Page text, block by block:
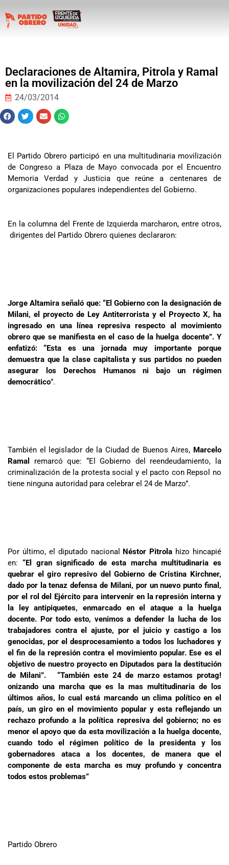
Declaraciones de Altamira, Pitrola y Ramal
en la movilización del 24 de Marzo
24/03/2014
El Partido Obrero participó en una multitudinaria movilización
de Congreso a Plaza de Mayo convocada por el Encuentro
Memoria Verdad y Justicia que reúne a centenares de
organizaciones populares independientes del Gobierno.
En la columna del Frente de Izquierda marcharon, entre otros,
dirigentes del Partido Obrero quienes declararon:
Jorge Altamira señaló que: “El Gobierno con la designación de
Milani, el proyecto de Ley Antiterrorista y el Proyecto X, ha
ingresado en una línea represiva respecto al movimiento
obrero que se manifiesta en el caso de la huelga docente”. Y
enfatizó: “Esta es una jornada muy importante porque
demuestra que la clase capitalista y sus partidos no pueden
asegurar los Derechos Humanos ni bajo un régimen
democrático”.
También el legislador de la Ciudad de Buenos Aires, Marcelo
Ramal remarcó que: “El Gobierno del reendeudamiento, la
criminalización de la protesta social y el pacto con Repsol no
tiene ninguna autoridad para celebrar el 24 de Marzo”.
Por último, el diputado nacional Néstor Pitrola hizo hincapié
en: “El gran significado de esta marcha multitudinaria es
quebrar el giro represivo del Gobierno de Cristina Kirchner,
dado por la tenaz defensa de Milani, por un nuevo punto final,
por el rol del Ejército para intervenir en la represión interna y
la ley antipiquetes, enmarcado en el ataque a la huelga
docente. Por todo esto, venimos a defender la lucha de los
trabajadores contra el ajuste, por el juicio y castigo a los
genocidas, por el desprocesamiento a todos los luchadores y
el fin de la represión contra el movimiento popular. Ese es el
objetivo de nuestro proyecto en Diputados para la destitución
de Milani”. “También este 24 de marzo estamos protag!
onizando una marcha que es la mas multitudinaria de los
últimos años, lo cual está marcando un clima político en el
país, un giro en el movimiento popular y esta reflejando un
rechazo profundo a la política represiva del gobierno; no es
menor el apoyo que da esta movilización a la huelga docente,
cuando todo el régimen político de la presidenta y los
gobernadores ataca a los docentes, de manera que el
componente de esta marcha es muy profundo y concentra
todos estos problemas”
Partido Obrero